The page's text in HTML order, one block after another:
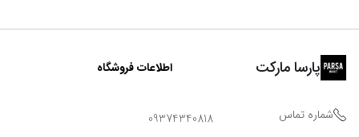
پارسا مارکت اطلاعات فروشگاه
شماره تماس 09374340818